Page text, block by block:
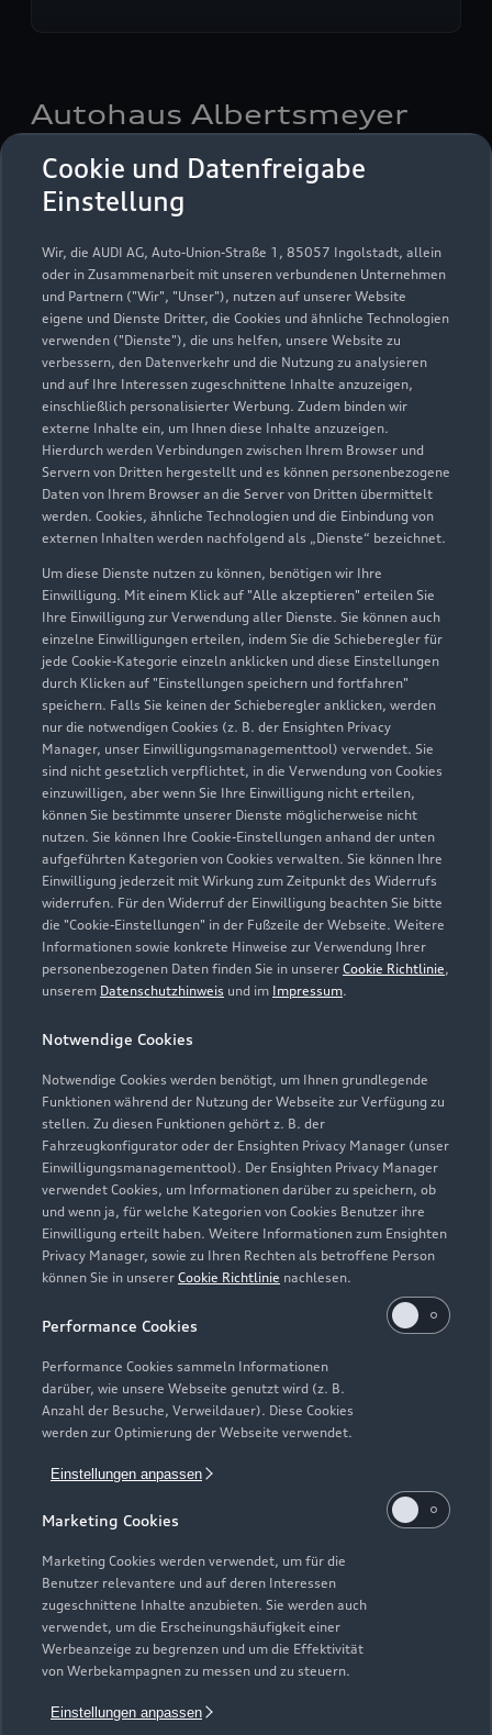
Cookie und Datenfreigabe
Einstellung
Wir, die AUDI AG, Auto-Union-Straße 1, 85057 Ingolstadt, allein
oder in Zusammenarbeit mit unseren verbundenen Unternehmen
und Partnern ("Wir", "Unser"), nutzen auf unserer Website
eigene und Dienste Dritter, die Cookies und ähnliche Technologien
verwenden ("Dienste"), die uns helfen, unsere Website zu
verbessern, den Datenverkehr und die Nutzung zu analysieren
und auf Ihre Interessen zugeschnittene Inhalte anzuzeigen,
einschließlich personalisierter Werbung. Zudem binden wir
externe Inhalte ein, um Ihnen diese Inhalte anzuzeigen.
Hierdurch werden Verbindungen zwischen Ihrem Browser und
Servern von Dritten hergestellt und es können personenbezogene
Daten von Ihrem Browser an die Server von Dritten übermittelt
werden. Cookies, ähnliche Technologien und die Einbindung von
externen Inhalten werden nachfolgend als „Dienste“ bezeichnet.
Um diese Dienste nutzen zu können, benötigen wir Ihre
Einwilligung. Mit einem Klick auf "Alle akzeptieren" erteilen Sie
Ihre Einwilligung zur Verwendung aller Dienste. Sie können auch
einzelne Einwilligungen erteilen, indem Sie die Schieberegler für
jede Cookie-Kategorie einzeln anklicken und diese Einstellungen
durch Klicken auf "Einstellungen speichern und fortfahren"
speichern. Falls Sie keinen der Schieberegler anklicken, werden
nur die notwendigen Cookies (z. B. der Ensighten Privacy
Manager, unser Einwilligungsmanagementtool) verwendet. Sie
sind nicht gesetzlich verpflichtet, in die Verwendung von Cookies
einzuwilligen, aber wenn Sie Ihre Einwilligung nicht erteilen,
können Sie bestimmte unserer Dienste möglicherweise nicht
nutzen. Sie können Ihre Cookie-Einstellungen anhand der unten
aufgeführten Kategorien von Cookies verwalten. Sie können Ihre
Einwilligung jederzeit mit Wirkung zum Zeitpunkt des Widerrufs
widerrufen. Für den Widerruf der Einwilligung beachten Sie bitte
die "Cookie-Einstellungen" in der Fußzeile der Webseite. Weitere
Informationen sowie konkrete Hinweise zur Verwendung Ihrer
personenbezogenen Daten finden Sie in unserer Cookie Richtlinie,
unserem Datenschutzhinweis und im Impressum.
Notwendige Cookies
Notwendige Cookies werden benötigt, um Ihnen grundlegende
Funktionen während der Nutzung der Webseite zur Verfügung zu
stellen. Zu diesen Funktionen gehört z. B. der
Fahrzeugkonfigurator oder der Ensighten Privacy Manager (unser
Einwilligungsmanagementtool). Der Ensighten Privacy Manager
verwendet Cookies, um Informationen darüber zu speichern, ob
und wenn ja, für welche Kategorien von Cookies Benutzer ihre
Einwilligung erteilt haben. Weitere Informationen zum Ensighten
Privacy Manager, sowie zu Ihren Rechten als betroffene Person
können Sie in unserer Cookie Richtlinie nachlesen.
Performance Cookies
Performance Cookies sammeln Informationen
darüber, wie unsere Webseite genutzt wird (z. B.
Anzahl der Besuche, Verweildauer). Diese Cookies
werden zur Optimierung der Webseite verwendet.
Einstellungen anpassen
Marketing Cookies
Marketing Cookies werden verwendet, um für die
Benutzer relevantere und auf deren Interessen
zugeschnittene Inhalte anzubieten. Sie werden auch
verwendet, um die Erscheinungshäufigkeit einer
Werbeanzeige zu begrenzen und um die Effektivität
von Werbekampagnen zu messen und zu steuern.
Einstellungen anpassen
Autohaus Albertsmeyer
Nordhausen GmbH & Co.
KG
Berliner Straße 53
37327 Leinefelde-Worbis
03605 56970
Info.lfd@albertsmeyer.com
Kontaktdaten herunterladen
Öffnungszeiten
Verkauf
Geschlossen,öffnet amFreitag 08:30
Service
Geschlossen,öffnet am Freitag 07:00
Zurück nach oben
Modelle
Elektromodelle
Plug-in-Hybride
Neuwagensuche
Gebrauchtwagensuche
Geschäftskunden
Service & Zubehör
Saisonale Angebote
Audi Services
Garantie
Audi digital services
myAudi
Support
Audi Code
Häufige Fragen (FAQ)
Audi Online Beratung
Online-Terminvereinbarung
Über Audi
Unternehmen
Karriere
Investor Relations
© 2026 AUDI AG. Alle Rechte vorbehalten
Impressum Rechtliches